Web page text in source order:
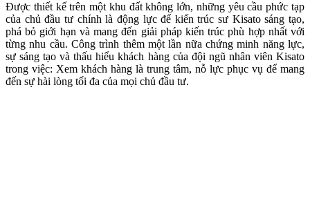
Được thiết kế trên một khu đất không lớn, những yêu cầu phức tạp
của chủ đầu tư chính là động lực để kiến trúc sư Kisato sáng tạo,
phá bỏ giới hạn và mang đến giải pháp kiến trúc phù hợp nhất với
từng nhu cầu. Công trình thêm một lần nữa chứng minh năng lực,
sự sáng tạo và thấu hiểu khách hàng của đội ngũ nhân viên Kisato
trong việc: Xem khách hàng là trung tâm, nỗ lực phục vụ để mang
đến sự hài lòng tối đa của mọi chủ đầu tư.